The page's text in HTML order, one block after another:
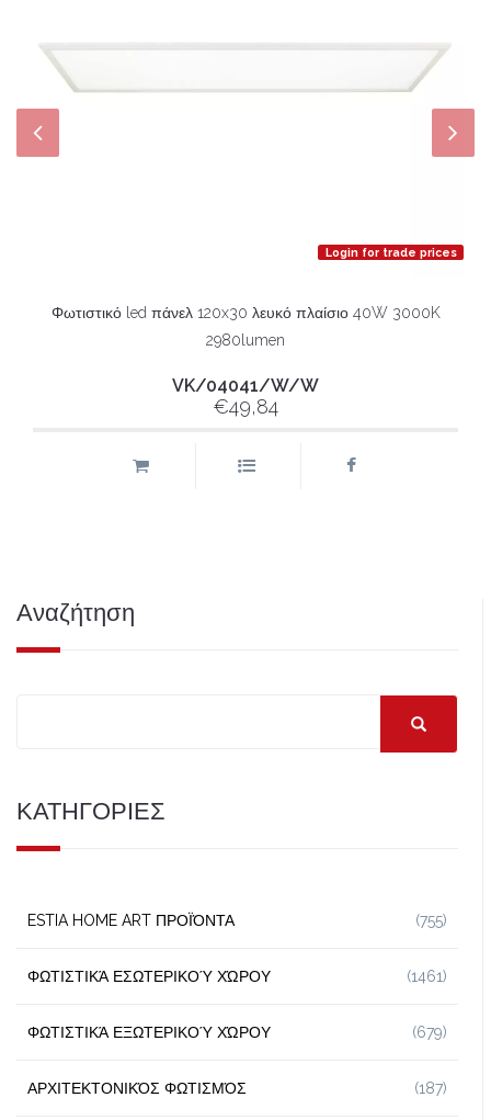
Login for trade prices
Φωτιστικό led πάνελ 120x30 λευκό πλαίσιο 40W 3000K
2980lumen
VK/04041/W/W
€49,84
Αναζήτηση
ΚΑΤΗΓΟΡΙΕΣ
ESTIA HOME ART ΠΡΟΪΌΝΤΑ (755)
ΦΩΤΙΣΤΙΚΆ ΕΣΩΤΕΡΙΚΟΎ ΧΏΡΟΥ (1461)
ΦΩΤΙΣΤΙΚΆ ΕΞΩΤΕΡΙΚΟΎ ΧΏΡΟΥ (679)
ΑΡΧΙΤΕΚΤΟΝΙΚΌΣ ΦΩΤΙΣΜΌΣ (187)